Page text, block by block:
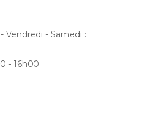
Vendredi - Samedi :
- 16h00